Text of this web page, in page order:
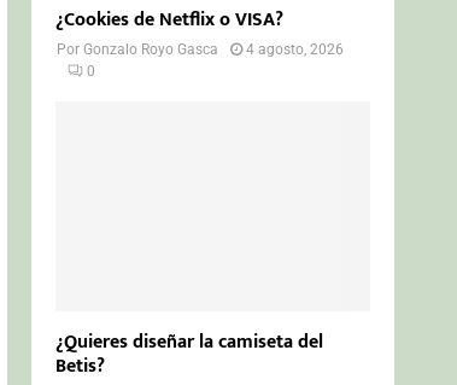
¿Cookies de Netflix o VISA?
PorGonzalo Royo Gasca
4 agosto, 2026
0
¿Quieres diseñar la camiseta del
Betis?